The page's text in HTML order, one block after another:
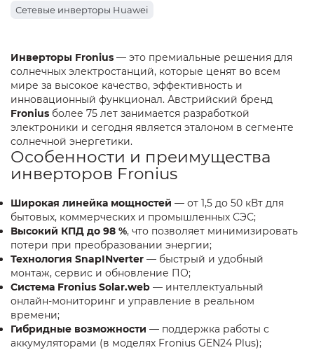
Сетевые инверторы Huawei
Инверторы Fronius — это премиальные решения для
солнечных электростанций, которые ценят во всем
мире за высокое качество, эффективность и
инновационный функционал. Австрийский бренд
Fronius более 75 лет занимается разработкой
электроники и сегодня является эталоном в сегменте
солнечной энергетики.
Особенности и преимущества
инверторов Fronius
Широкая линейка мощностей — от 1,5 до 50 кВт для
бытовых, коммерческих и промышленных СЭС;
Высокий КПД до 98 %, что позволяет минимизировать
потери при преобразовании энергии;
Технология SnapINverter — быстрый и удобный
монтаж, сервис и обновление ПО;
Система Fronius Solar.web — интеллектуальный
онлайн-мониторинг и управление в реальном
времени;
Гибридные возможности — поддержка работы с
аккумуляторами (в моделях Fronius GEN24 Plus);